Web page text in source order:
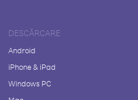
DESCĂRCARE
Android
iPhone & iPad
Windows PC